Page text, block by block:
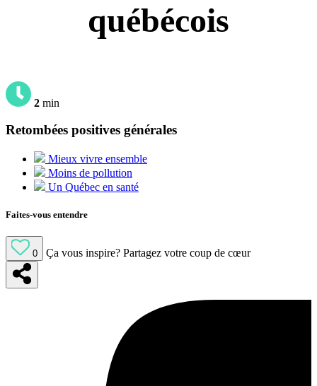
québécois
2 min
Retombées positives générales
Mieux vivre ensemble
Moins de pollution
Un Québec en santé
Faites-vous entendre
0 Ça vous inspire? Partagez votre coup de cœur